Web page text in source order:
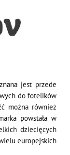
jest przede
do fotelików
można również
powstała w
dziecięcych
europejskich